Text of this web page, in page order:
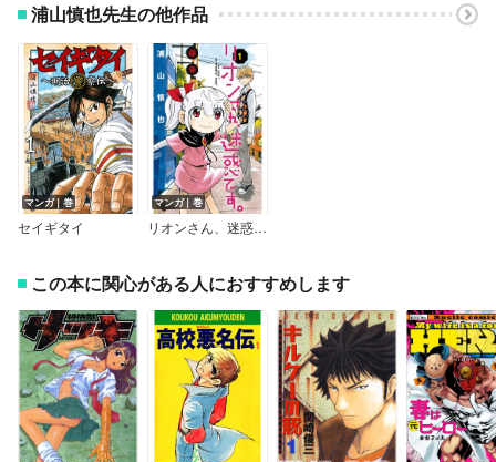
浦山慎也先生の他作品
マンガ｜巻
セイギタイ
マンガ｜巻
リオンさん、迷惑です。
この本に関心がある人におすすめします